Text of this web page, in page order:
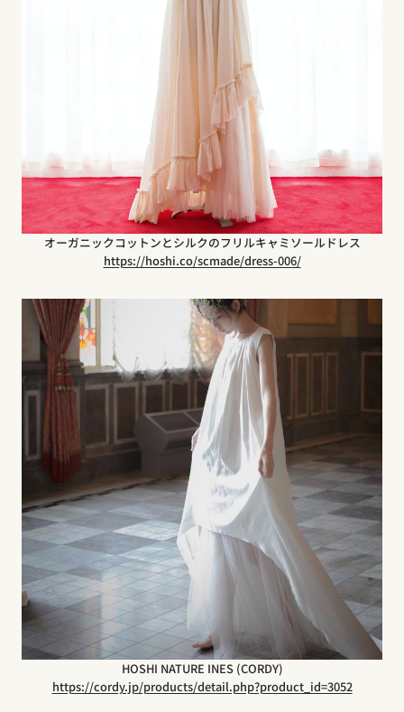
オーガニックコットンとシルクのフリルキャミソールドレス
https://hoshi.co/scmade/dress-006/
HOSHI NATURE INES (CORDY)
https://cordy.jp/products/detail.php?product_id=3052